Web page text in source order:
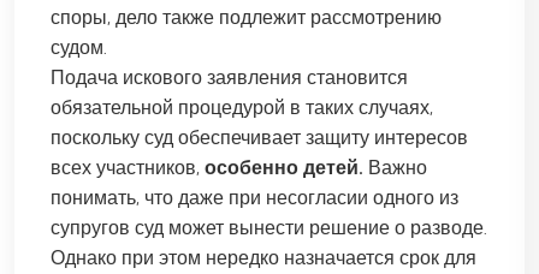
споры, дело также подлежит рассмотрению
судом.
Подача искового заявления становится
обязательной процедурой в таких случаях,
поскольку суд обеспечивает защиту интересов
всех участников, особенно детей. Важно
понимать, что даже при несогласии одного из
супругов суд может вынести решение о разводе.
Однако при этом нередко назначается срок для